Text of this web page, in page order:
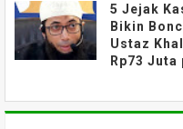
5 Jejak
Bikin
Ustaz
Rp73 Juta